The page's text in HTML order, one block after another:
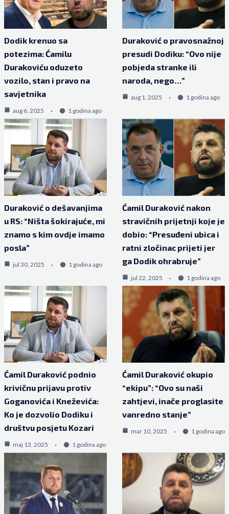
Dodik krenuo sa
potezima: Ćamilu
Durakoviću oduzeto
vozilo, stan i pravo na
savjetnika
aug 6, 2025 1 godina ago
Duraković o pravosnažnoj
presudi Dodiku: “Ovo nije
pobjeda stranke ili
naroda, nego…”
aug 1, 2025 1 godina ago
Duraković o dešavanjima
u RS: “Ništa šokirajuće, mi
znamo s kim ovdje imamo
posla”
jul 30, 2025 1 godina ago
Ćamil Duraković nakon
stravičnih prijetnji koje je
dobio: “Presuđeni ubica i
ratni zločinac prijeti jer
ga Dodik ohrabruje”
jul 22, 2025 1 godina ago
Ćamil Duraković podnio
krivičnu prijavu protiv
Goganovića i Kneževića:
Ko je dozvolio Dodiku i
društvu posjetu Kozari
maj 13, 2025 1 godina ago
Ćamil Duraković okupio
“ekipu”: “Ovo su naši
zahtjevi, inače proglasite
vanredno stanje”
mar 10, 2025 1 godina ago